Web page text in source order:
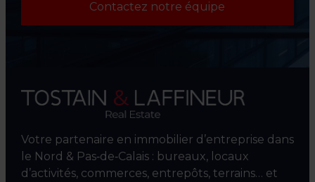
Contactez notre équipe
Votre partenaire en immobilier d’entreprise dans
le Nord & Pas‑de‑Calais : bureaux, locaux
d’activités, commerces, entrepôts, terrains… et